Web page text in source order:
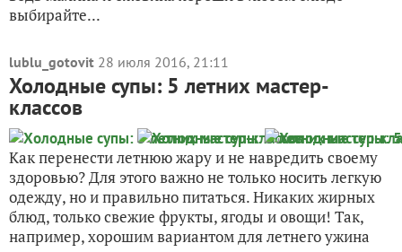
выбирайте...
lublu_gotovit 28 июля 2016, 21:11
Холодные супы: 5 летних мастер-
классов
Как перенести летнюю жару и не навредить своему
здоровью? Для этого важно не только носить легкую
одежду, но и правильно питаться. Никаких жирных
блюд, только свежие фрукты, ягоды и овощи! Так,
например, хорошим вариантом для летнего ужина